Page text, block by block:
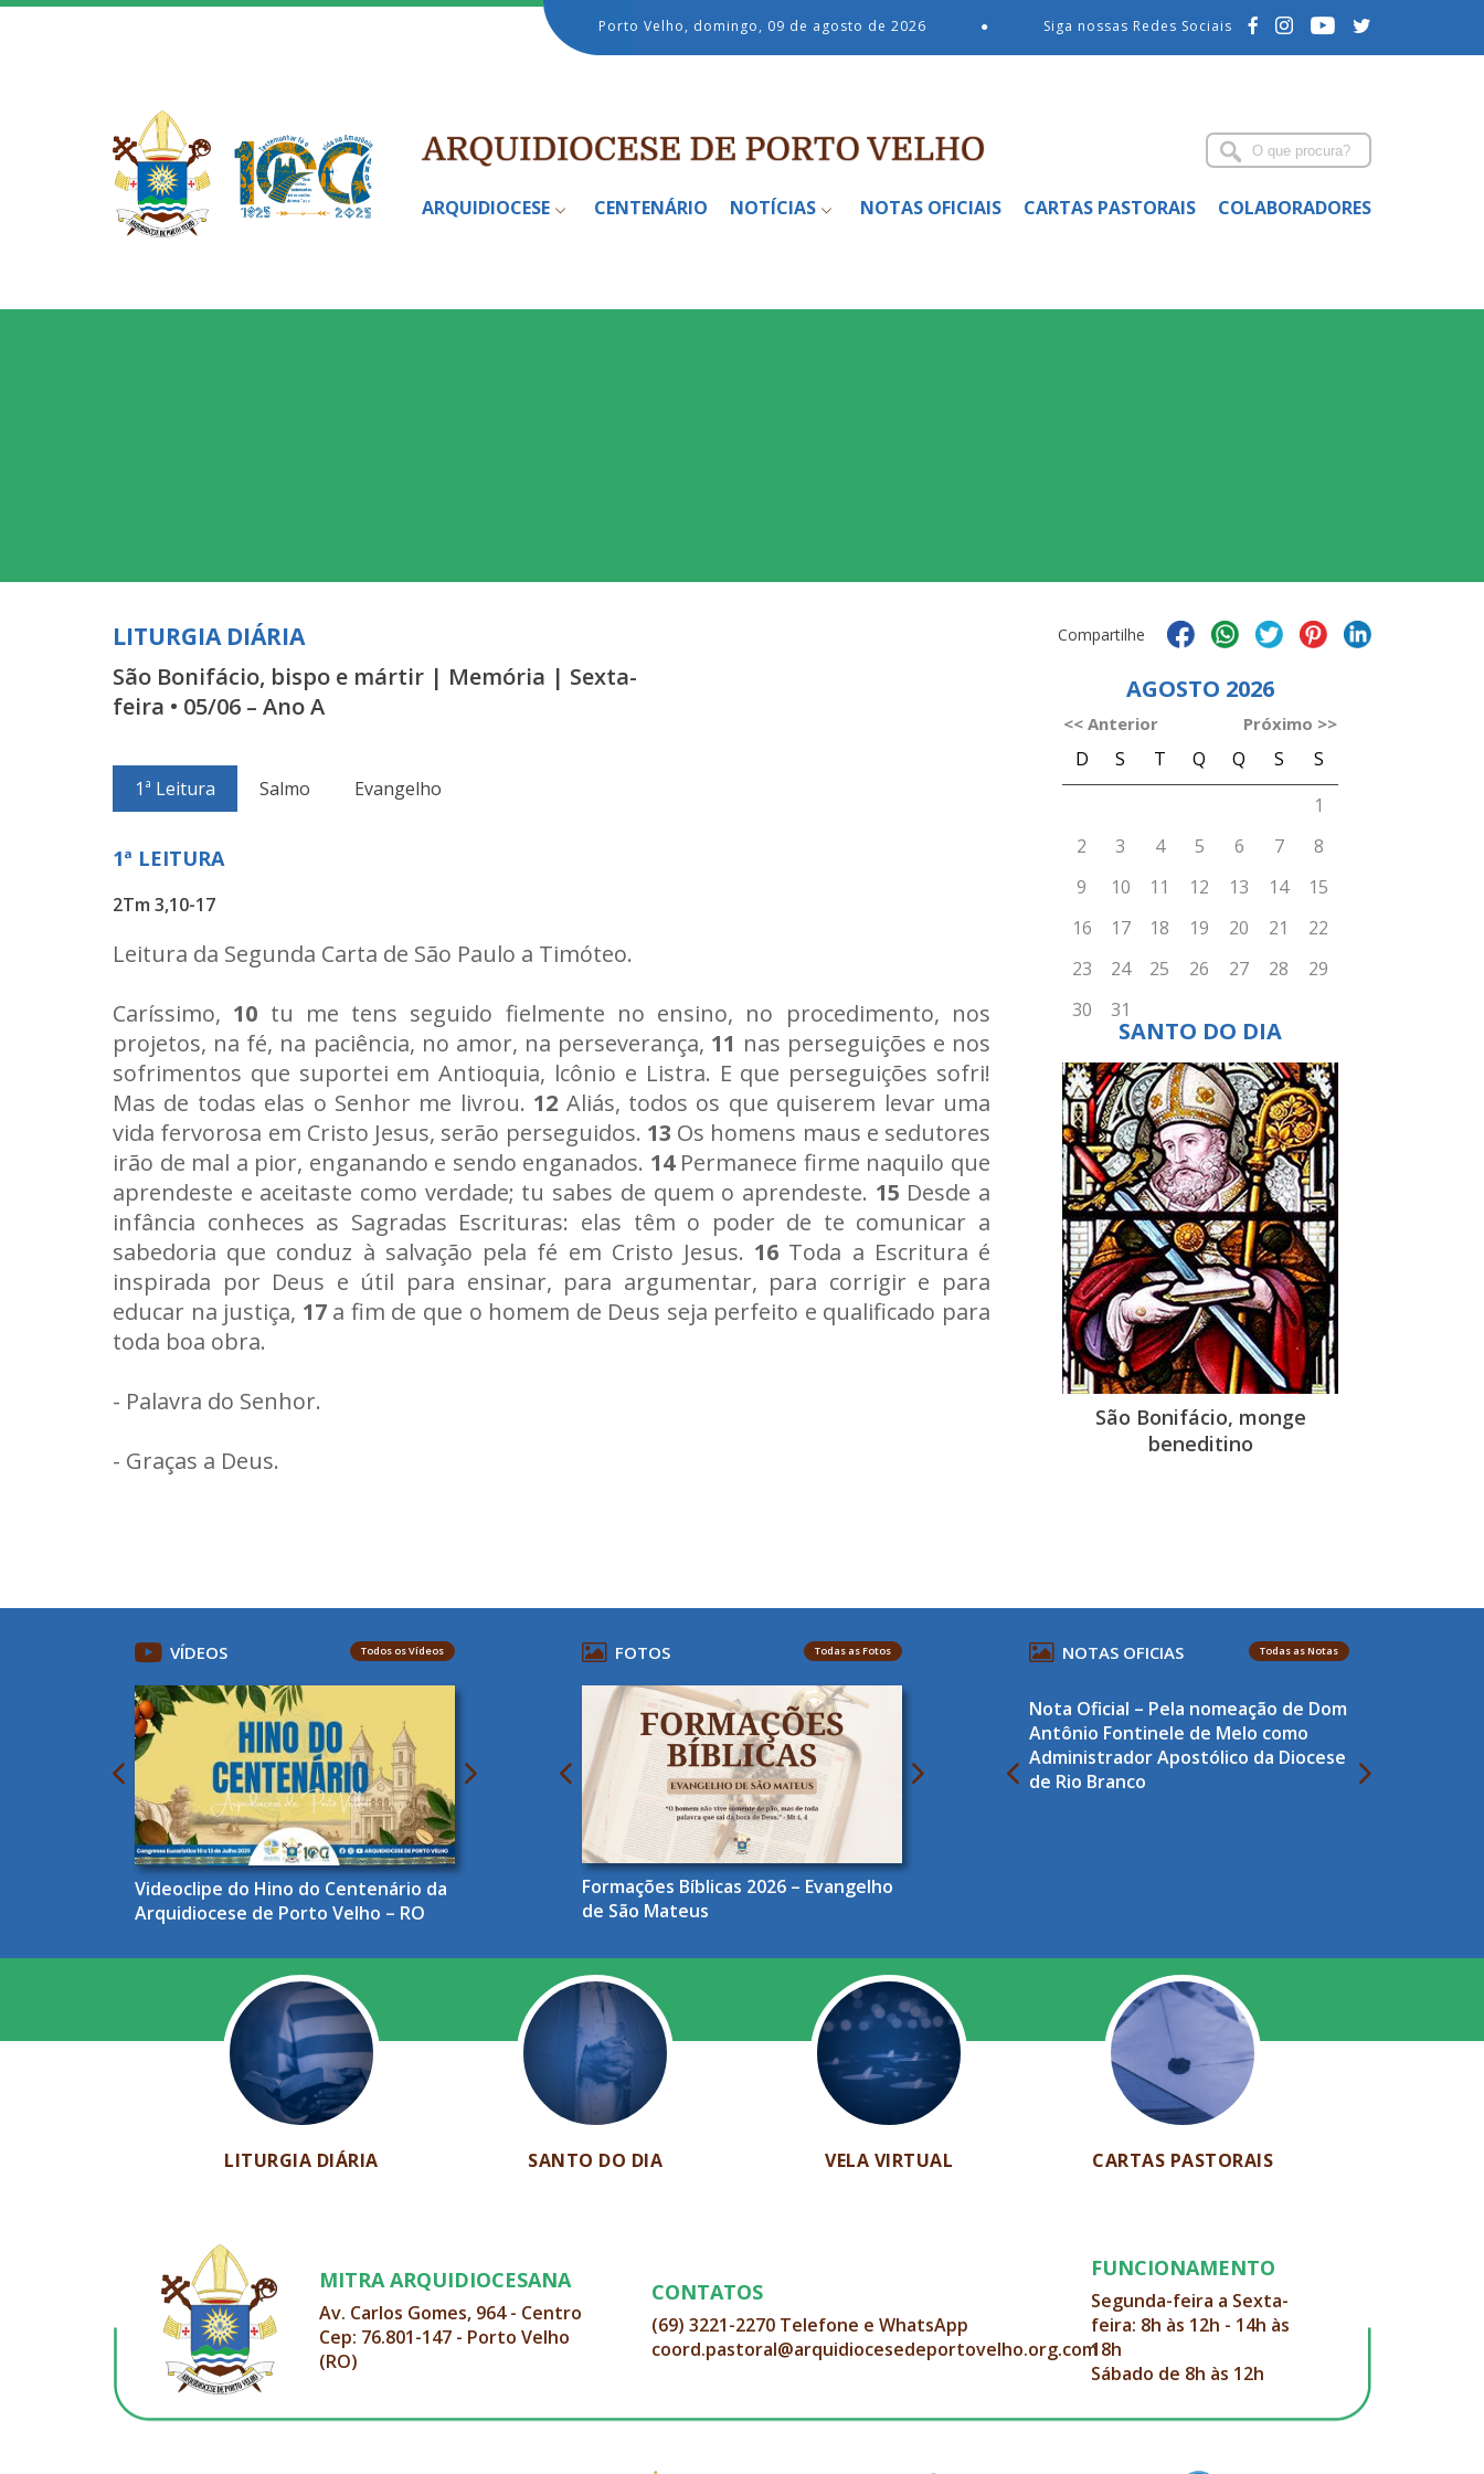
Porto Velho, domingo, 09 de agosto de 2026 ● Siga nossas Redes Sociais
ARQUIDIOCESE CENTENÁRIO NOTÍCIAS NOTAS OFICIAIS CARTAS PASTORAIS COLABORADORES
LITURGIA DIÁRIA Compartilhe
São Bonifácio, bispo e mártir | Memória | Sexta-
feira • 05/06 – Ano A
1ª Leitura Salmo Evangelho
1ª LEITURA
2Tm 3,10-17
Leitura da Segunda Carta de São Paulo a Timóteo.
Caríssimo, 10 tu me tens seguido fielmente no ensino, no procedimento, nos
projetos, na fé, na paciência, no amor, na perseverança, 11 nas perseguições e nos
sofrimentos que suportei em Antioquia, lcônio e Listra. E que perseguições sofri!
Mas de todas elas o Senhor me livrou. 12 Aliás, todos os que quiserem levar uma
vida fervorosa em Cristo Jesus, serão perseguidos. 13 Os homens maus e sedutores
irão de mal a pior, enganando e sendo enganados. 14Permanece firme naquilo que
aprendeste e aceitaste como verdade; tu sabes de quem o aprendeste. 15 Desde a
infância conheces as Sagradas Escrituras: elas têm o poder de te comunicar a
sabedoria que conduz à salvação pela fé em Cristo Jesus. 16 Toda a Escritura é
inspirada por Deus e útil para ensinar, para argumentar, para corrigir e para
educar na justiça, 17a fim de que o homem de Deus seja perfeito e qualificado para
toda boa obra.
- Palavra do Senhor.
- Graças a Deus.
SANTO DO DIA
São Bonifácio, monge
beneditino
VÍDEOS Todos os Vídeos
Videoclipe do Hino do Centenário da
Arquidiocese de Porto Velho – RO
FOTOS Todas as Fotos
Formações Bíblicas 2026 – Evangelho
de São Mateus
NOTAS OFICIAS Todas as Notas
Nota Oficial – Pela nomeação de Dom
Antônio Fontinele de Melo como
Administrador Apostólico da Diocese
de Rio Branco
LITURGIA DIÁRIA SANTO DO DIA VELA VIRTUAL CARTAS PASTORAIS
MITRA ARQUIDIOCESANA
Av. Carlos Gomes, 964 - Centro
Cep: 76.801-147 - Porto Velho
(RO)
CONTATOS
(69) 3221-2270 Telefone e WhatsApp
coord.pastoral@arquidiocesedeportovelho.org.com
FUNCIONAMENTO
Segunda-feira a Sexta-
feira: 8h às 12h - 14h às
18h
Sábado de 8h às 12h